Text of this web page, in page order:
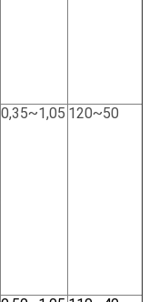
0,35~1,05 120~50